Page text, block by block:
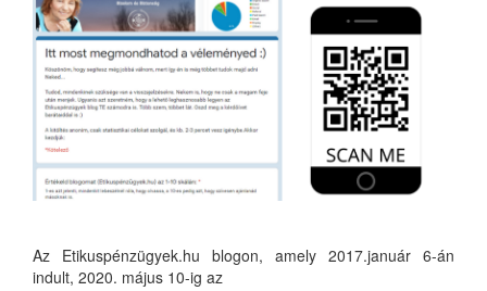
Az Etikuspénzügyek.hu blogon, amely 2017.január 6-án
indult, 2020. május 10-ig az